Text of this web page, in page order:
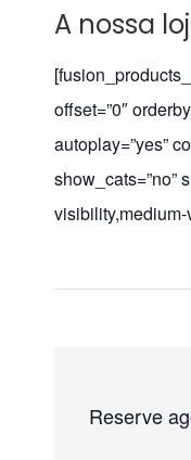
A nossa
offset=”0″
autoplay=”yes”
show_cats=”no”
visibility,medium-
Reserve